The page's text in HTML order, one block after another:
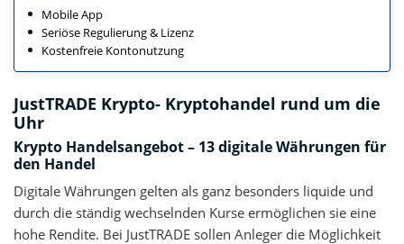
Mobile App
Seriöse Regulierung & Lizenz
Kostenfreie Kontonutzung
JustTRADE Krypto- Kryptohandel rund um die
Uhr
Krypto Handelsangebot – 13 digitale Währungen für
den Handel
Digitale Währungen gelten als ganz besonders liquide und
durch die ständig wechselnden Kurse ermöglichen sie eine
hohe Rendite. Bei JustTRADE sollen Anleger die Möglichkeit